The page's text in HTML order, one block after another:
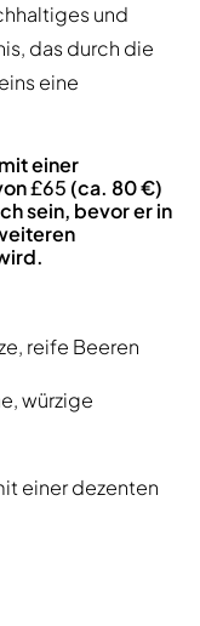
und
das durch die
eine
einer
£65 (ca. 80 €)
sein, bevor er in
reife Beeren
würzige
einer dezenten